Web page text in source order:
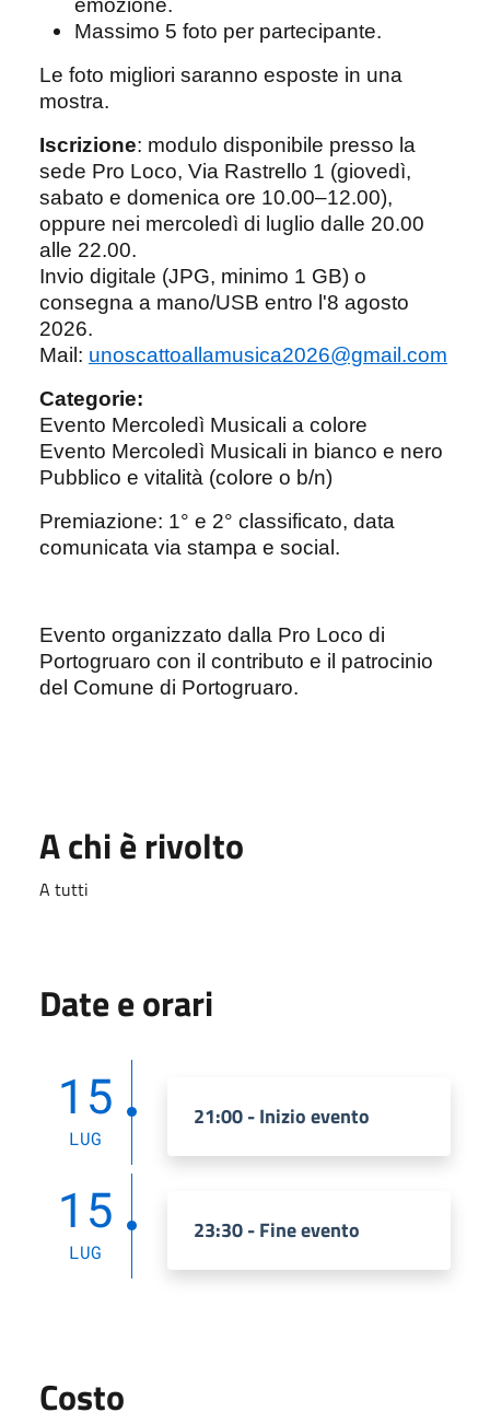
Massimo 5 foto per partecipante.
Le foto migliori saranno esposte in una
mostra.
Iscrizione: modulo disponibile presso la
sede Pro Loco, Via Rastrello 1 (giovedì,
sabato e domenica ore 10.00–12.00),
oppure nei mercoledì di luglio dalle 20.00
alle 22.00.
Invio digitale (JPG, minimo 1 GB) o
consegna a mano/USB entro l'8 agosto
2026.
Mail: unoscattoallamusica2026@gmail.com
Categorie:
Evento Mercoledì Musicali a colore
Evento Mercoledì Musicali in bianco e nero
Pubblico e vitalità (colore o b/n)
Premiazione: 1° e 2° classificato, data
comunicata via stampa e social.
Evento organizzato dalla Pro Loco di
Portogruaro con il contributo e il patrocinio
del Comune di Portogruaro.
A chi è rivolto
A tutti
Date e orari
15
LUG
21:00 - Inizio evento
15
LUG
23:30 - Fine evento
Costo